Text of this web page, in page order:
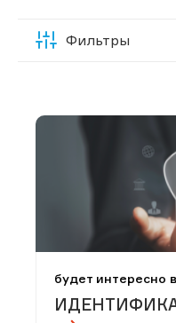
Фильтры
будет интересно